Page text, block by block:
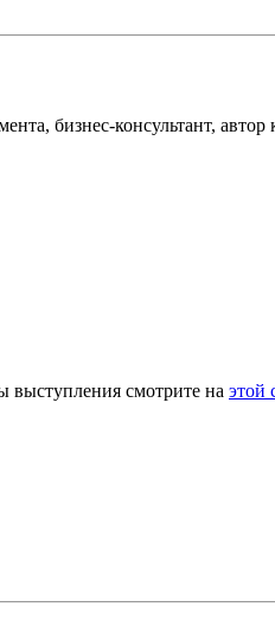
бизнес-консультант, автор
выступления смотрите на этой